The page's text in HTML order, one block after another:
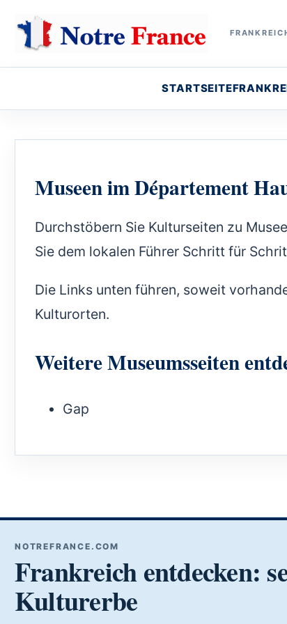
STARTSEITE
Museen im Département
Durchstöbern Sie Kulturseiten zu
Sie dem lokalen Führer Schritt für
Die Links unten führen, soweit
Kulturorten.
Weitere Museumsseiten
Gap
NOTREFRANCE.COM
Frankreich entdecken:
Kulturerbe